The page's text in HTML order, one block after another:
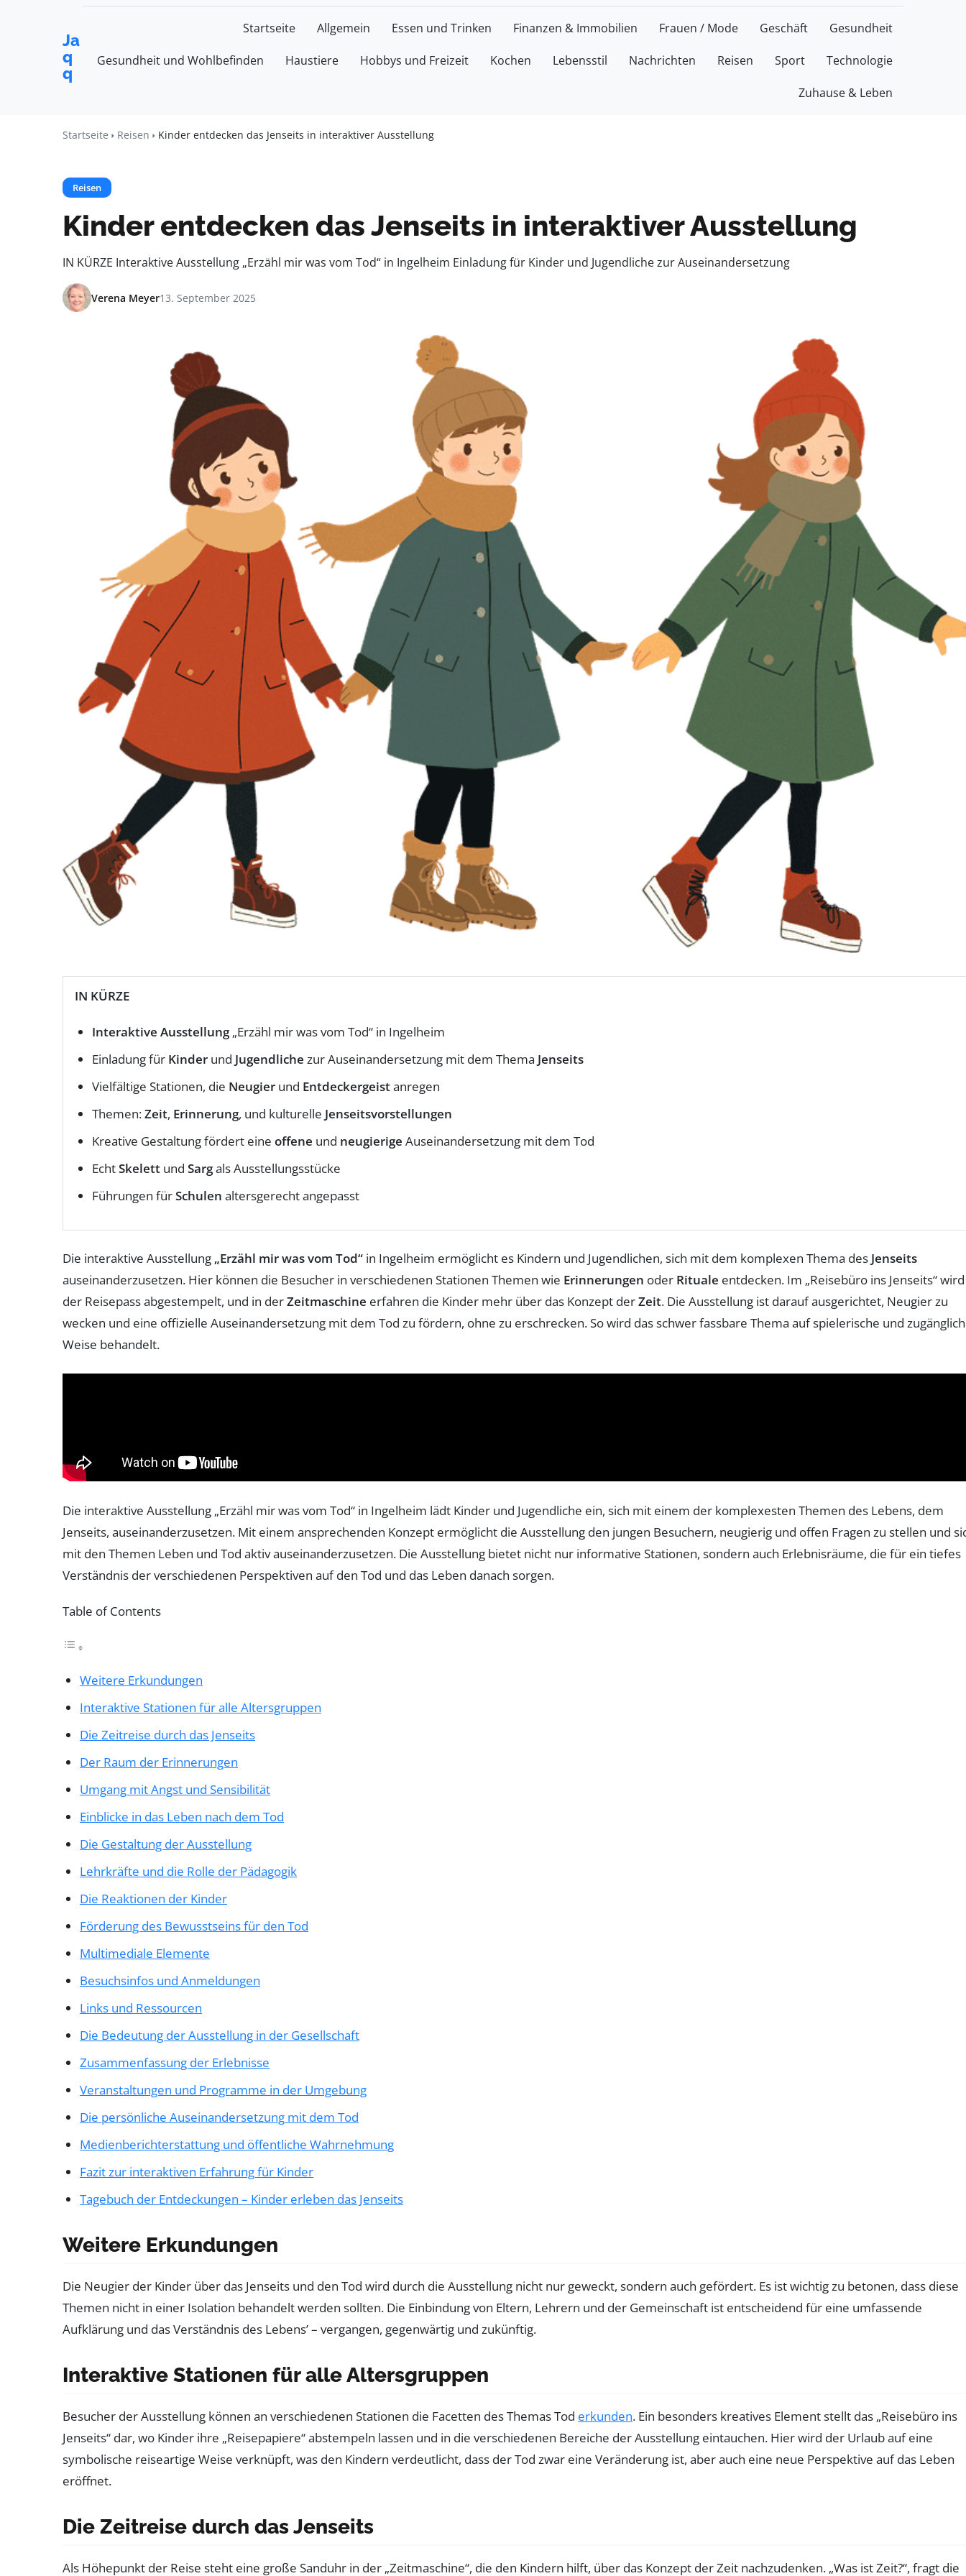
Ja
q
q
Startseite Allgemein Essen und Trinken Finanzen & Immobilien Frauen / Mode Geschäft Gesundheit
Gesundheit und Wohlbefinden Haustiere Hobbys und Freizeit Kochen Lebensstil Nachrichten Reisen Sport Technologie
Zuhause & Leben
Startseite Reisen Kinder entdecken das Jenseits in interaktiver Ausstellung
Reisen
Kinder entdecken das Jenseits in interaktiver Ausstellung
IN KÜRZE Interaktive Ausstellung „Erzähl mir was vom Tod“ in Ingelheim Einladung für Kinder und Jugendliche zur Auseinandersetzung
Verena Meyer13. September 2025
IN KÜRZE
Interaktive Ausstellung„Erzähl mir was vom Tod“ in Ingelheim
Einladung für Kinder und Jugendliche zur Auseinandersetzung mit dem Thema Jenseits
Vielfältige Stationen, die Neugier und Entdeckergeistanregen
Themen:Zeit, Erinnerung, und kulturelle Jenseitsvorstellungen
Kreative Gestaltung fördert eine offene und neugierige Auseinandersetzung mit dem Tod
EchtSkelett und Sargals Ausstellungsstücke
Führungen fürSchulen altersgerecht angepasst
Die interaktive Ausstellung „Erzähl mir was vom Tod“ in Ingelheim ermöglicht es Kindern und Jugendlichen, sich mit dem komplexen Thema des Jenseits
auseinanderzusetzen. Hier können die Besucher in verschiedenen Stationen Themen wie Erinnerungen oder Rituale entdecken. Im „Reisebüro ins Jenseits“ wird
der Reisepass abgestempelt, und in derZeitmaschine erfahren die Kinder mehr über das Konzept derZeit. Die Ausstellung ist darauf ausgerichtet, Neugier zu
wecken und eine offizielle Auseinandersetzung mit dem Tod zu fördern, ohne zu erschrecken. So wird das schwer fassbare Thema auf spielerische und
Weise behandelt.
Die interaktive Ausstellung „Erzähl mir was vom Tod“ in Ingelheim lädt Kinder und Jugendliche ein, sich mit einem der komplexesten Themen des Lebens, dem
Jenseits, auseinanderzusetzen. Mit einem ansprechenden Konzept ermöglicht die Ausstellung den jungen Besuchern, neugierig und offen Fragen zu stellen und
mit den Themen Leben und Tod aktiv auseinanderzusetzen. Die Ausstellung bietet nicht nur informative Stationen, sondern auch Erlebnisräume, die für ein tiefes
Verständnis der verschiedenen Perspektiven auf den Tod und das Leben danach sorgen.
Table of Contents
Weitere Erkundungen
Interaktive Stationen für alle Altersgruppen
Die Zeitreise durch das Jenseits
Der Raum der Erinnerungen
Umgang mit Angst und Sensibilität
Einblicke in das Leben nach dem Tod
Die Gestaltung der Ausstellung
Lehrkräfte und die Rolle der Pädagogik
Die Reaktionen der Kinder
Förderung des Bewusstseins für den Tod
Multimediale Elemente
Besuchsinfos und Anmeldungen
Links und Ressourcen
Die Bedeutung der Ausstellung in der Gesellschaft
Zusammenfassung der Erlebnisse
Veranstaltungen und Programme in der Umgebung
Die persönliche Auseinandersetzung mit dem Tod
Medienberichterstattung und öffentliche Wahrnehmung
Fazit zur interaktiven Erfahrung für Kinder
Tagebuch der Entdeckungen – Kinder erleben das Jenseits
Weitere Erkundungen
Die Neugier der Kinder über das Jenseits und den Tod wird durch die Ausstellung nicht nur geweckt, sondern auch gefördert. Es ist wichtig zu betonen, dass diese
Themen nicht in einer Isolation behandelt werden sollten. Die Einbindung von Eltern, Lehrern und der Gemeinschaft ist entscheidend für eine umfassende
Aufklärung und das Verständnis des Lebens’ – vergangen, gegenwärtig und zukünftig.
Interaktive Stationen für alle Altersgruppen
Besucher der Ausstellung können an verschiedenen Stationen die Facetten des Themas Tod erkunden. Ein besonders kreatives Element stellt das „Reisebüro ins
Jenseits“ dar, wo Kinder ihre „Reisepapiere“ abstempeln lassen und in die verschiedenen Bereiche der Ausstellung eintauchen. Hier wird der Urlaub auf eine
symbolische reiseartige Weise verknüpft, was den Kindern verdeutlicht, dass der Tod zwar eine Veränderung ist, aber auch eine neue Perspektive auf das Leben
eröffnet.
Die Zeitreise durch das Jenseits
Als Höhepunkt der Reise steht eine große Sanduhr in der „Zeitmaschine“, die den Kindern hilft, über das Konzept der Zeit nachzudenken. „Was ist Zeit?“, fragt die